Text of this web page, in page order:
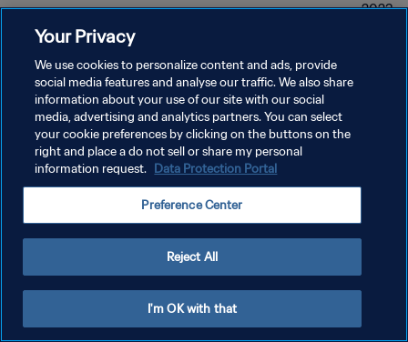
2023
سياسة الخصوصية
إدارة تفضيلات ملفات تعريف الارتباط
Your Privacy
We use cookies to personalize content and ads, provide
social media features and analyse our traffic. We also share
information about your use of our site with our social
media, advertising and analytics partners. You can select
your cookie preferences by clicking on the buttons on the
right and place a do not sell or share my personal
information request. Data Protection Portal
Preference Center
Reject All
I'm OK with that